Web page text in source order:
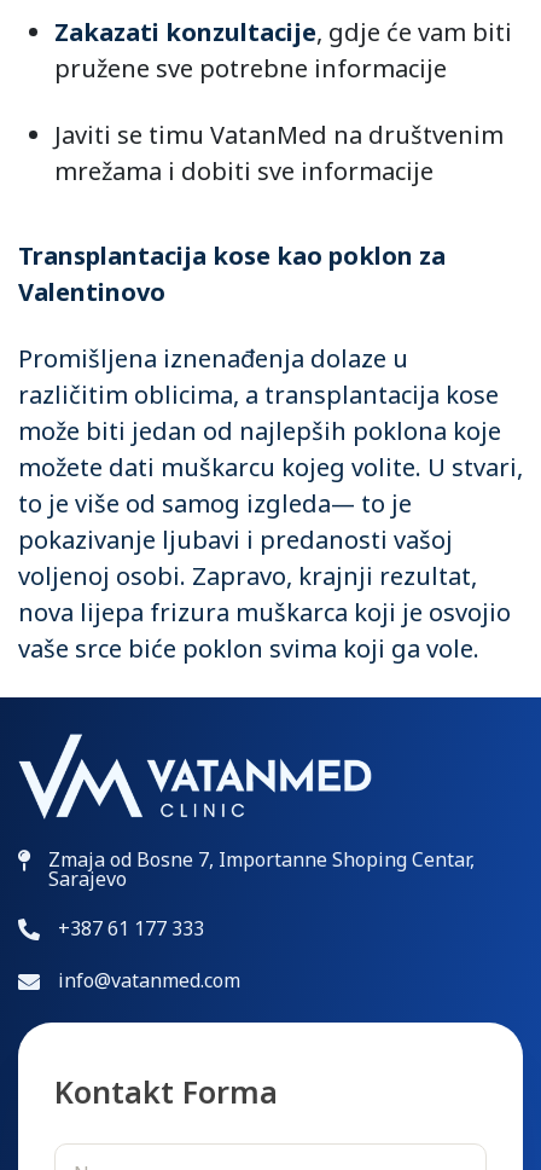
Zakazati konzultacije, gdje će vam biti
pružene sve potrebne informacije
Javiti se timu VatanMed na društvenim
mrežama i dobiti sve informacije
Transplantacija kose kao poklon za
Valentinovo
Promišljena iznenađenja dolaze u
različitim oblicima, a transplantacija kose
može biti jedan od najlepših poklona koje
možete dati muškarcu kojeg volite. U stvari,
to je više od samog izgleda— to je
pokazivanje ljubavi i predanosti vašoj
voljenoj osobi. Zapravo, krajnji rezultat,
nova lijepa frizura muškarca koji je osvojio
vaše srce biće poklon svima koji ga vole.
Zmaja od Bosne 7, Importanne Shoping Centar,
Sarajevo
+387 61 177 333
info@vatanmed.com
Kontakt Forma